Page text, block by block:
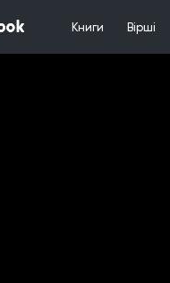
Книги Вірші